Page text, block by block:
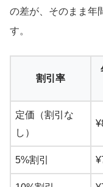
の差が、そのまま年
す。
割引率
定価（割引な
し）
5%割引